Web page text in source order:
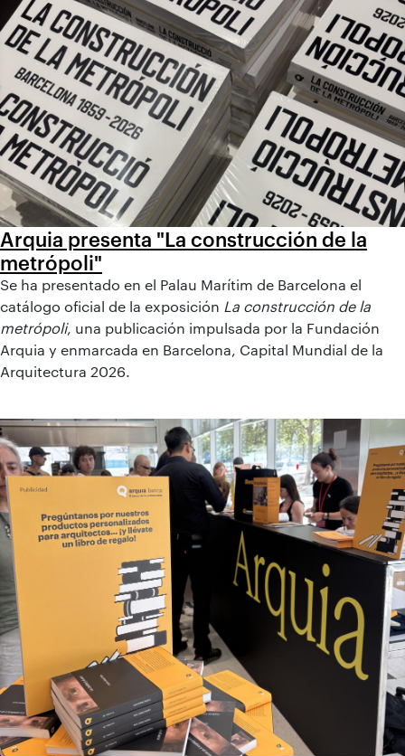
Arquia presenta "La construcción de la
metrópoli"
Se ha presentado en el Palau Marítim de Barcelona el
catálogo oficial de la exposición La construcción de la
metrópoli, una publicación impulsada por la Fundación
Arquia y enmarcada en Barcelona, Capital Mundial de la
Arquitectura 2026.